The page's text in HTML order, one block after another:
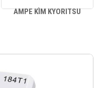
AMPE KÌM KYORITSU